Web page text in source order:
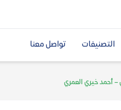
التصنيفات تواصل معنا
أحمد خيري العمري